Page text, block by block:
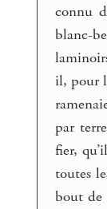
connu
blanc-
il, pour
par
fier,
toutes
bout de